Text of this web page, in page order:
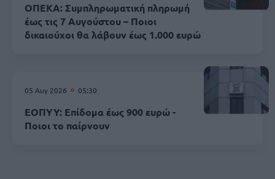
ΟΠΕΚΑ: Συμπληρωματική πληρωμή
έως τις 7 Αυγούστου – Ποιοι
δικαιούχοι θα λάβουν έως 1.000 ευρώ
05 Αυγ 2026 05:30
ΕΟΠΥΥ: Επίδομα έως 900 ευρώ -
Ποιοι το παίρνουν